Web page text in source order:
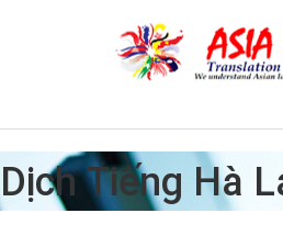
Dịch Tiếng Hà